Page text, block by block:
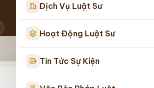
Dịch Vụ Luật Sư
Hoạt Động Luật Sư
Tin Tức Sự Kiện